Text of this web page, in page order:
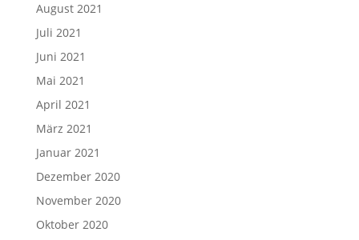
August 2021
Juli 2021
Juni 2021
Mai 2021
April 2021
März 2021
Januar 2021
Dezember 2020
November 2020
Oktober 2020